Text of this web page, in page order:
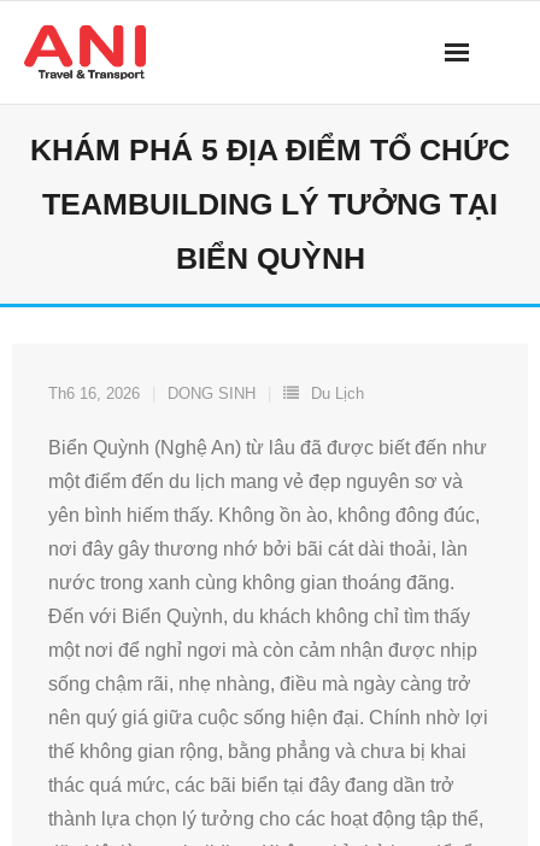
content
KHÁM PHÁ 5 ĐỊA ĐIỂM TỔ CHỨC
TEAMBUILDING LÝ TƯỞNG TẠI
BIỂN QUỲNH
Th6 16, 2026 DONG SINH Du Lịch
Biển Quỳnh (Nghệ An) từ lâu đã được biết đến như
một điểm đến du lịch mang vẻ đẹp nguyên sơ và
yên bình hiếm thấy. Không ồn ào, không đông đúc,
nơi đây gây thương nhớ bởi bãi cát dài thoải, làn
nước trong xanh cùng không gian thoáng đãng.
Đến với Biển Quỳnh, du khách không chỉ tìm thấy
một nơi để nghỉ ngơi mà còn cảm nhận được nhịp
sống chậm rãi, nhẹ nhàng, điều mà ngày càng trở
nên quý giá giữa cuộc sống hiện đại. Chính nhờ lợi
thế không gian rộng, bằng phẳng và chưa bị khai
thác quá mức, các bãi biển tại đây đang dần trở
thành lựa chọn lý tưởng cho các hoạt động tập thể,